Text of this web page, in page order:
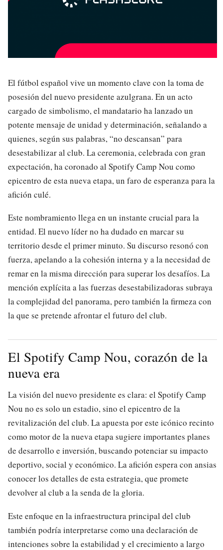
El fútbol español vive un momento clave con la toma de
posesión del nuevo presidente azulgrana. En un acto
cargado de simbolismo, el mandatario ha lanzado un
potente mensaje de unidad y determinación, señalando a
quienes, según sus palabras, “no descansan” para
desestabilizar al club. La ceremonia, celebrada con gran
expectación, ha coronado al Spotify Camp Nou como
epicentro de esta nueva etapa, un faro de esperanza para la
afición culé.
Este nombramiento llega en un instante crucial para la
entidad. El nuevo líder no ha dudado en marcar su
territorio desde el primer minuto. Su discurso resonó con
fuerza, apelando a la cohesión interna y a la necesidad de
remar en la misma dirección para superar los desafíos. La
mención explícita a las fuerzas desestabilizadoras subraya
la complejidad del panorama, pero también la firmeza con
la que se pretende afrontar el futuro del club.
El Spotify Camp Nou, corazón de la
nueva era
La visión del nuevo presidente es clara: el Spotify Camp
Nou no es solo un estadio, sino el epicentro de la
revitalización del club. La apuesta por este icónico recinto
como motor de la nueva etapa sugiere importantes planes
de desarrollo e inversión, buscando potenciar su impacto
deportivo, social y económico. La afición espera con ansias
conocer los detalles de esta estrategia, que promete
devolver al club a la senda de la gloria.
Este enfoque en la infraestructura principal del club
también podría interpretarse como una declaración de
intenciones sobre la estabilidad y el crecimiento a largo